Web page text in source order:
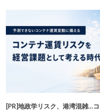
[PR]地政学リスク、港湾混雑…